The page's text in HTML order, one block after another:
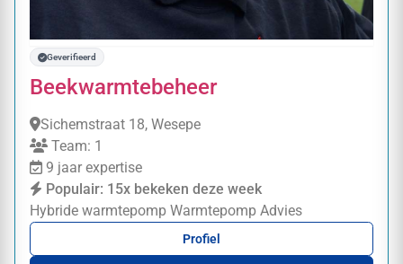
Geverifieerd
Beekwarmtebeheer
Sichemstraat 18, Wesepe
Team: 1
9 jaar expertise
Populair: 15x bekeken deze week
Hybride warmtepomp Warmtepomp Advies
Profiel